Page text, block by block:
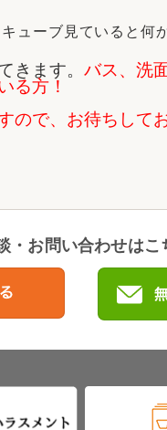
ューブ見ていると何
きます。 バス、洗
る方！
ので、お待ちして
・お問い合わせはこ